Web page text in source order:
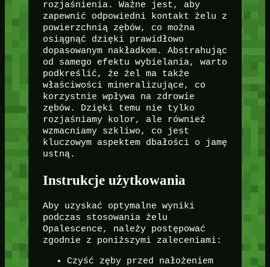
rozjaśnienia. Ważne jest, aby
zapewnić odpowiedni kontakt żelu z
powierzchnią zębów, co można
osiągnąć dzięki prawidłowo
dopasowanym nakładkom. Abstrahując
od samego efektu wybielania, warto
podkreślić, że żel ma także
właściwości mineralizujące, co
korzystnie wpływa na zdrowie
zębów. Dzięki temu nie tylko
rozjaśniamy kolor, ale również
wzmacniamy szkliwo, co jest
kluczowym aspektem dbałości o jamę
ustną.
Instrukcje użytkowania
Aby uzyskać optymalne wyniki
podczas stosowania żelu
Opalescence, należy postępować
zgodnie z poniższymi zaleceniami:
Czyść zęby przed nałożeniem